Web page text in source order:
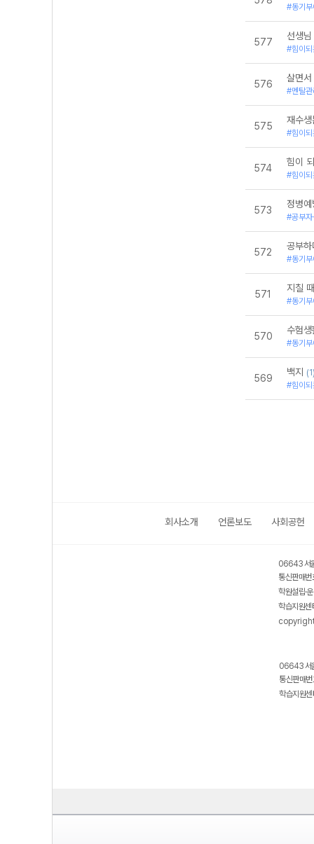
#동기
577
선생
#힘이
576
살면
#멘탈
575
재수
#힘이
574
힘이
#힘이
573
정병
#공부
572
공부
#동기부
571
지칠
#동기
570
수험
#동기
569
백지
#힘이
회사소개 언론보도 사회공헌
06643 서
통신판매
학원설립·
학습지원
06643 서
통신판매
학습지원